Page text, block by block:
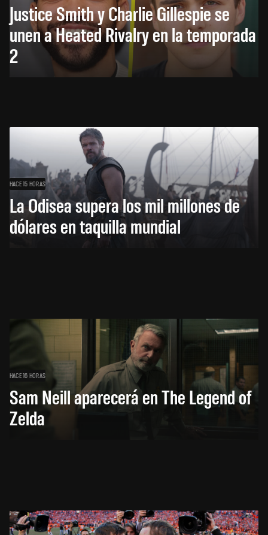
Justice Smith y Charlie Gillespie se
unen a Heated Rivalry en la temporada
2
HACE 15 HORAS
La Odisea supera los mil millones de
dólares en taquilla mundial
HACE 16 HORAS
Sam Neill aparecerá en The Legend of
Zelda